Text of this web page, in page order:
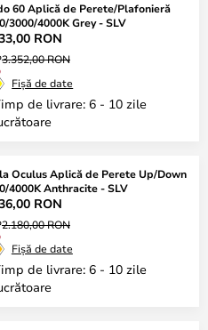
60 Aplică de Perete/Plafonieră
3000/4000K Grey - SLV
RON
3.352,00 RON
Fișă de date
de livrare: 6 - 10 zile
Oculus Aplică de Perete Up/Down
4000K Anthracite - SLV
RON
2.180,00 RON
Fișă de date
de livrare: 6 - 10 zile